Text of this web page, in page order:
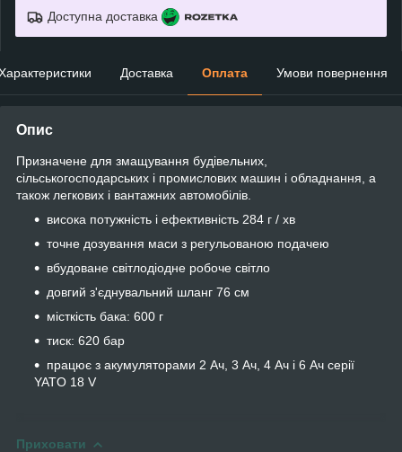
Доступна доставка
Доставка Оплата Умови повернення
Опис
Призначене для змащування будівельних,
сільськогосподарських і промислових машин і обладнання, а
також легкових і вантажних автомобілів.
висока потужність і ефективність 284 г / хв
точне дозування маси з регульованою подачею
вбудоване світлодіодне робоче світло
довгий з'єднувальний шланг 76 см
місткість бака: 600 г
тиск: 620 бар
працює з акумуляторами 2 Ач, 3 Ач, 4 Ач і 6 Ач серії
YATO 18 V
Приховати